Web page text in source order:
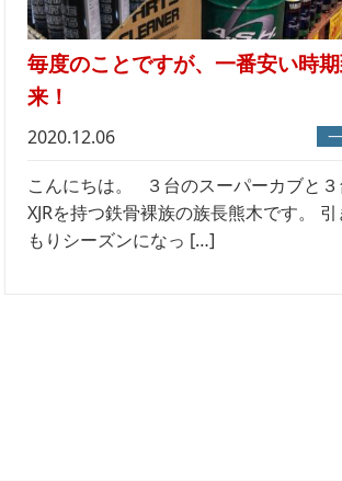
毎度のことですが、一番安い時
来！
2020.12.06
こんにちは。 ３台のスーパーカブと
XJRを持つ鉄骨裸族の族長熊木です。 引
もりシーズンになっ […]